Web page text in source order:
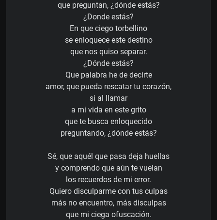
que preguntan, ¿dónde estás?
¿Donde estás?
En que ciego torbellino
se enloquece este destino
que nos quiso separar.
¿Dónde estás?
Que palabra he de decirte
amor, que pueda rescatar tu corazón,
si al llamar
a mi vida en este grito
que te busca enloquecido
preguntando, ¿dónde estás?
Sé, que aquél que pasa deja huellas
y comprendo que aún te vuelan
los recuerdos de mi error.
Quiero disculparme con tus culpas
más no encuentro, más disculpas
que mi ciega ofuscación.